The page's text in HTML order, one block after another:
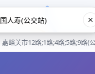
嘉峪关市12路;1路;4路;5路;9路(